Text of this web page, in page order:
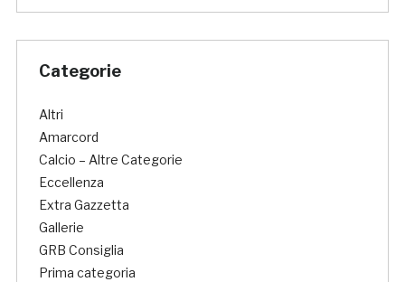
Categorie
Altri
Amarcord
Calcio – Altre Categorie
Eccellenza
Extra Gazzetta
Gallerie
GRB Consiglia
Prima categoria